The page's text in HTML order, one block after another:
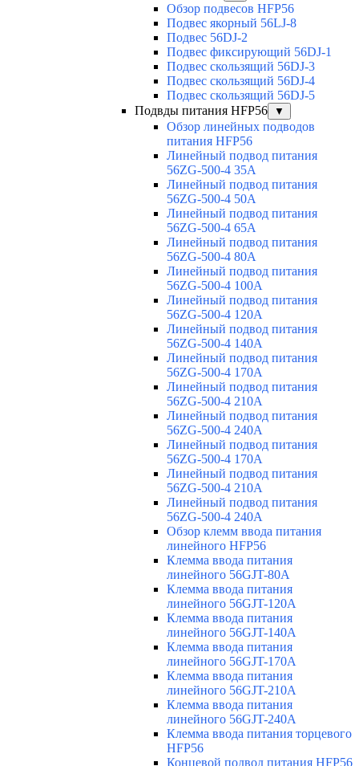
Обзор подвесов HFP56
Подвес якорный 56LJ-8
Подвес 56DJ-2
Подвес фиксирующий 56DJ-1
Подвес скользящий 56DJ-3
Подвес скользящий 56DJ-4
Подвес скользящий 56DJ-5
Подвды питания HFP56
▼
Обзор линейных подводов
питания HFP56
Линейный подвод питания
56ZG-500-4 35A
Линейный подвод питания
56ZG-500-4 50A
Линейный подвод питания
56ZG-500-4 65A
Линейный подвод питания
56ZG-500-4 80A
Линейный подвод питания
56ZG-500-4 100A
Линейный подвод питания
56ZG-500-4 120A
Линейный подвод питания
56ZG-500-4 140A
Линейный подвод питания
56ZG-500-4 170A
Линейный подвод питания
56ZG-500-4 210A
Линейный подвод питания
56ZG-500-4 240A
Линейный подвод питания
56ZG-500-4 170A
Линейный подвод питания
56ZG-500-4 210A
Линейный подвод питания
56ZG-500-4 240A
Обзор клемм ввода питания
линейного HFP56
Клемма ввода питания
линейного 56GJT-80A
Клемма ввода питания
линейного 56GJT-120A
Клемма ввода питания
линейного 56GJT-140A
Клемма ввода питания
линейного 56GJT-170A
Клемма ввода питания
линейного 56GJT-210A
Клемма ввода питания
линейного 56GJT-240A
Клемма ввода питания торцевого
HFP56
Концевой подвод питания HFP56